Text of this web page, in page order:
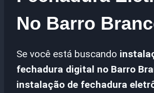
No Barro
Se você está buscando
fechadura digital no Barro
instalação de fechadura